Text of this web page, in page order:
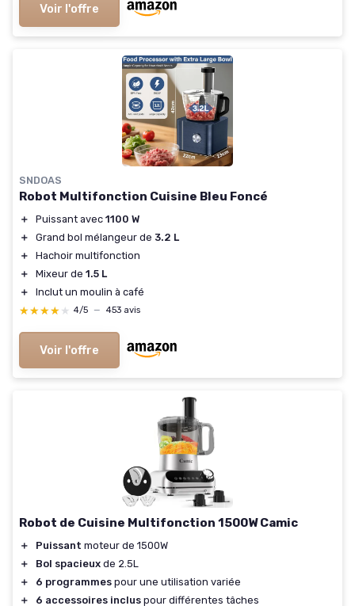
Voir l'offre
SNDOAS
Robot Multifonction Cuisine Bleu Foncé
＋ Puissant avec 1100 W
＋
Grand bol mélangeur de 3.2 L
＋
Hachoir multifonction
＋
Mixeur de 1.5 L
＋
Inclut un moulin à café
★★★★★
★★★★★ 4/5 — 453 avis
Voir l'offre
Robot de Cuisine Multifonction 1500W Camic
＋ Puissant moteur de 1500W
＋
Bol spacieux de 2.5L
＋
6 programmes pour une utilisation variée
＋
6 accessoires inclus pour différentes tâches